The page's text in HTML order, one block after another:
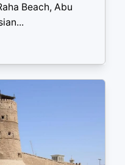
Beach, Abu